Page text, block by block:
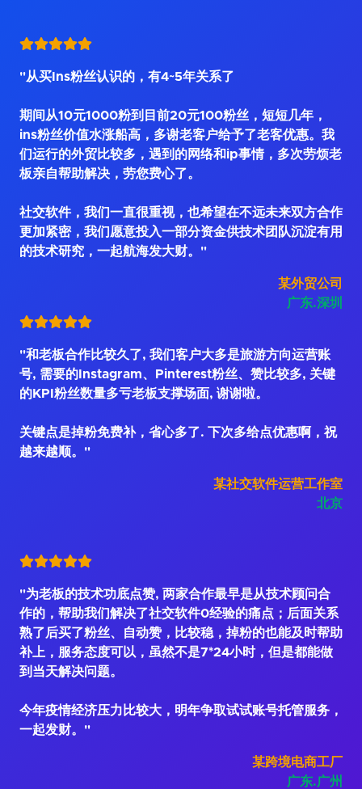
"从买Ins粉丝认识的，有4~5年关系了
期间从10元1000粉到目前20元100粉丝，短短几年，
ins粉丝价值水涨船高，多谢老客户给予了老客优惠。我
们运行的外贸比较多，遇到的网络和ip事情，多次劳烦老
板亲自帮助解决，劳您费心了。
社交软件，我们一直很重视，也希望在不远未来双方合作
更加紧密，我们愿意投入一部分资金供技术团队沉淀有用
的技术研究，一起航海发大财。"
某外贸公司
广东.深圳
"和老板合作比较久了, 我们客户大多是旅游方向运营账
号, 需要的Instagram、Pinterest粉丝、赞比较多, 关键
的KPI粉丝数量多亏老板支撑场面, 谢谢啦。
关键点是掉粉免费补，省心多了. 下次多给点优惠啊，祝
越来越顺。"
某社交软件运营工作室
北京
"为老板的技术功底点赞, 两家合作最早是从技术顾问合
作的，帮助我们解决了社交软件0经验的痛点；后面关系
熟了后买了粉丝、自动赞，比较稳，掉粉的也能及时帮助
补上，服务态度可以，虽然不是7*24小时，但是都能做
到当天解决问题。
今年疫情经济压力比较大，明年争取试试账号托管服务，
一起发财。"
某跨境电商工厂
广东.广州